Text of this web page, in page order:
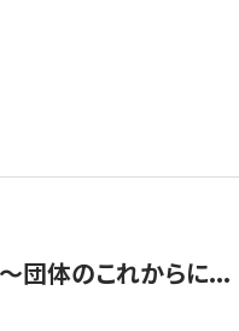
～団体のこれからに...